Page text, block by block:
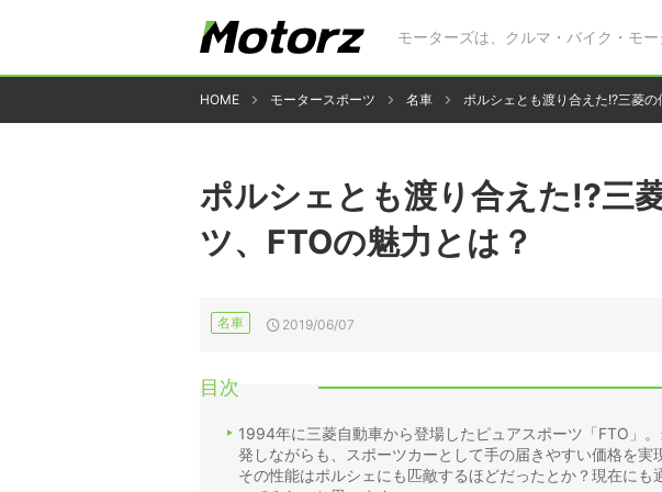
モーターズは、クルマ・バイク・モ
HOME モータースポーツ 名車 ポルシェとも渡り合えた!?三菱
ポルシェとも渡り合えた!?三
ツ、FTOの魅力とは？
名車 2019/06/07
目次
1994年に三菱自動車から登場したピュアスポーツ「FTO」
発しながらも、スポーツカーとして手の届きやすい価格を実
その性能はポルシェにも匹敵するほどだったとか？現在に